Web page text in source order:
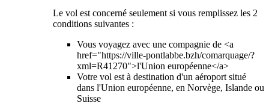
Le vol est concerné seulement si vous remplissez les 2
conditions suivantes :
Vous voyagez avec une compagnie de <a
href="https://ville-pontlabbe.bzh/comarquage/?
xml=R41270">l'Union européenne</a>
Votre vol est à destination d'un aéroport situé
dans l'Union européenne, en Norvège, Islande ou
Suisse